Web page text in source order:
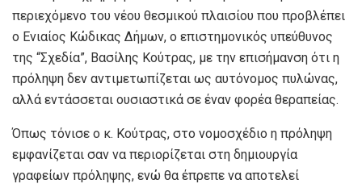
περιεχόμενο του νέου θεσμικού πλαισίου που προβλέπει
ο Ενιαίος Κώδικας Δήμων, ο επιστημονικός υπεύθυνος
της “Σχεδία”, Βασίλης Κούτρας, με την επισήμανση ότι η
πρόληψη δεν αντιμετωπίζεται ως αυτόνομος πυλώνας,
αλλά εντάσσεται ουσιαστικά σε έναν φορέα θεραπείας.
Όπως τόνισε ο κ. Κούτρας, στο νομοσχέδιο η πρόληψη
εμφανίζεται σαν να περιορίζεται στη δημιουργία
γραφείων πρόληψης, ενώ θα έπρεπε να αποτελεί